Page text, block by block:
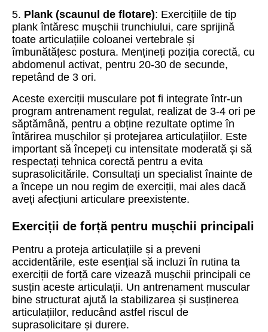
5. Plank (scaunul de flotare): Exercițiile de tip
plank întăresc mușchii trunchiului, care sprijină
toate articulațiile coloanei vertebrale și
îmbunătățesc postura. Mențineți poziția corectă, cu
abdomenul activat, pentru 20-30 de secunde,
repetând de 3 ori.
Aceste exerciții musculare pot fi integrate într-un
program antrenament regulat, realizat de 3-4 ori pe
săptămână, pentru a obține rezultate optime în
întărirea mușchilor și protejarea articulațiilor. Este
important să începeți cu intensitate moderată și să
respectați tehnica corectă pentru a evita
suprasolicitările. Consultați un specialist înainte de
a începe un nou regim de exerciții, mai ales dacă
aveți afecțiuni articulare preexistente.
Exerciții de forță pentru mușchii principali
Pentru a proteja articulațiile și a preveni
accidentările, este esențial să incluzi în rutina ta
exerciții de forță care vizează mușchii principali ce
susțin aceste articulații. Un antrenament muscular
bine structurat ajută la stabilizarea și susținerea
articulațiilor, reducând astfel riscul de
suprasolicitare și durere.